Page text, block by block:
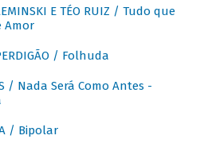
E TÉO RUIZ / Tudo que
Amor
/ Folhuda
/ Nada Será Como Antes -
/ Bipolar